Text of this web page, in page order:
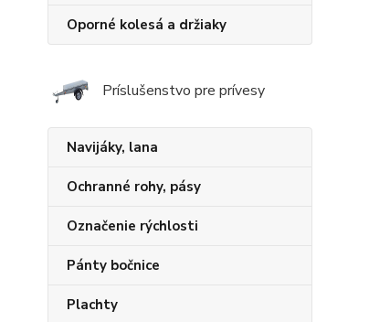
Oporné kolesá a držiaky
Príslušenstvo pre prívesy
Navijáky, lana
Ochranné rohy, pásy
Označenie rýchlosti
Pánty bočnice
Plachty